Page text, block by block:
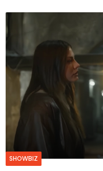
SHOWBIZ